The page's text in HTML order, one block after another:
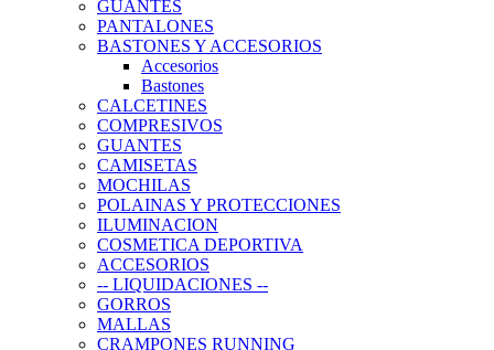
GUANTES
PANTALONES
BASTONES Y ACCESORIOS
Accesorios
Bastones
CALCETINES
COMPRESIVOS
GUANTES
CAMISETAS
MOCHILAS
POLAINAS Y PROTECCIONES
ILUMINACION
COSMETICA DEPORTIVA
ACCESORIOS
-- LIQUIDACIONES --
GORROS
MALLAS
CRAMPONES RUNNING